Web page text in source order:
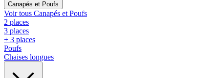
Canapés et Poufs
Voir tous Canapés et Poufs
2 places
3 places
+ 3 places
Poufs
Chaises longues